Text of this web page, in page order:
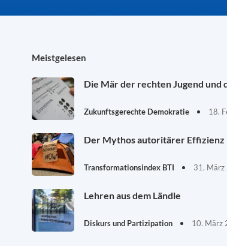
Meistgelesen
Die Mär der rechten Jugend
Zukunftsgerechte Demokratie 18.
Der Mythos autoritärer Effizienz
Transformationsindex BTI 31. März
Lehren aus dem Ländle
Diskurs und Partizipation 10. März